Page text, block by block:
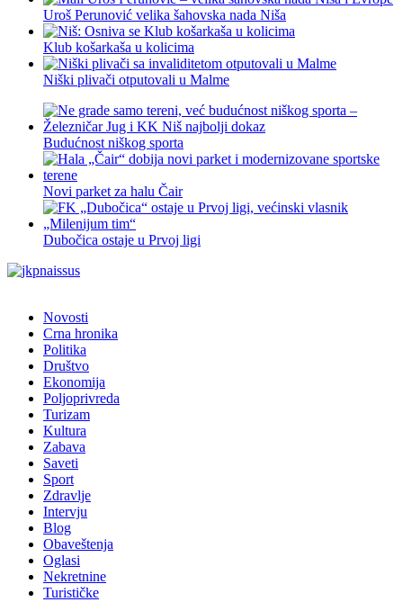
Uroš Perunović velika šahovska nada Niša
Klub košarkaša u kolicima
Niški plivači otputovali u Malme
Budućnost niškog sporta
Novi parket za halu Čair
Dubočica ostaje u Prvoj ligi
Novosti
Crna hronika
Politika
Društvo
Ekonomija
Poljoprivreda
Turizam
Kultura
Zabava
Saveti
Sport
Zdravlje
Intervju
Blog
Obaveštenja
Oglasi
Nekretnine
Turističke